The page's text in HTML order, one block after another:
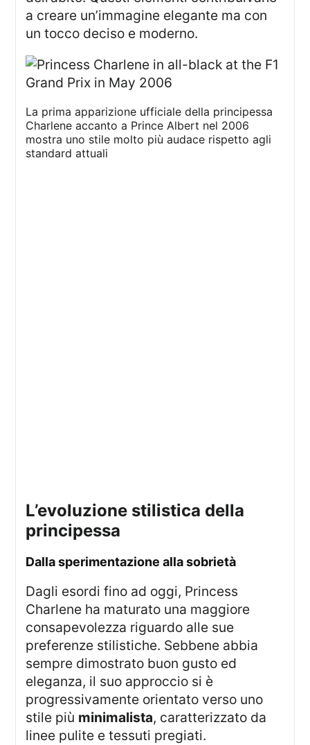
a creare un’immagine elegante ma con
un tocco deciso e moderno.
La prima apparizione ufficiale della principessa
Charlene accanto a Prince Albert nel 2006
mostra uno stile molto più audace rispetto agli
standard attuali
l’evoluzione stilistica della
principessa
dalla sperimentazione alla sobrietà
Dagli esordi fino ad oggi, Princess
Charlene ha maturato una maggiore
consapevolezza riguardo alle sue
preferenze stilistiche. Sebbene abbia
sempre dimostrato buon gusto ed
eleganza, il suo approccio si è
progressivamente orientato verso uno
stile più minimalista, caratterizzato da
linee pulite e tessuti pregiati.